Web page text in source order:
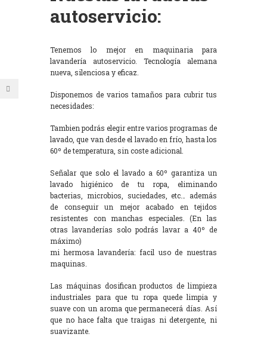
autoservicio:
Tenemos lo mejor en maquinaria para
lavandería autoservicio. Tecnología alemana
nueva, silenciosa y eficaz.
Disponemos de varios tamaños para cubrir tus
necesidades:
Tambien podrás elegir entre varios programas de
lavado, que van desde el lavado en frío, hasta los
60º de temperatura, sin coste adicional.
Señalar que solo el lavado a 60º garantiza un
lavado higiénico de tu ropa, eliminando
bacterias, microbios, suciedades, etc… además
de conseguir un mejor acabado en tejidos
resistentes con manchas especiales. (En las
otras lavanderías solo podrás lavar a 40º de
máximo)
mi hermosa lavandería: facil uso de nuestras
maquinas.
Las máquinas dosifican productos de limpieza
industriales para que tu ropa quede limpia y
suave con un aroma que permanecerá días. Así
que no hace falta que traigas ni detergente, ni
suavizante.